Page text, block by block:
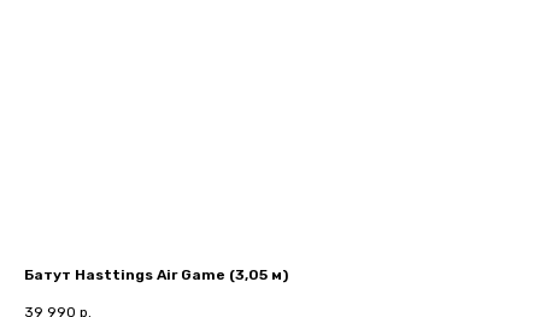
Батут Hasttings Air Game (3,05 м)
39 990 р.